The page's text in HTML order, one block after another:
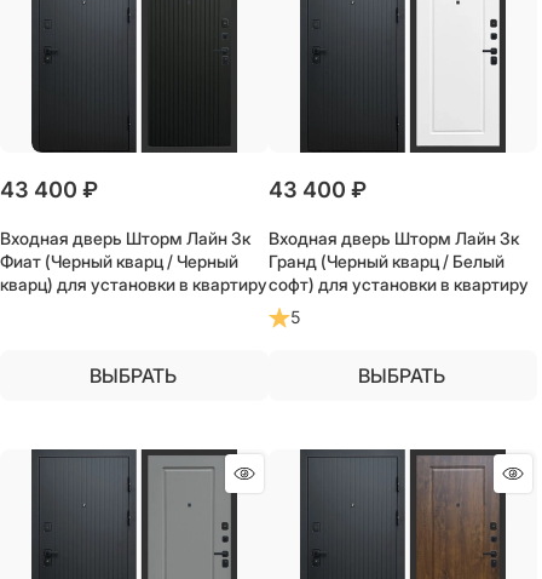
43 400 ₽
Входная дверь Шторм Лайн 3к
Фиат (Черный кварц / Черный
кварц) для установки в квартиру
ВЫБРАТЬ
43 400 ₽
Входная дверь Шторм Лайн 3к
Гранд (Черный кварц / Белый
софт) для установки в квартиру
5
ВЫБРАТЬ